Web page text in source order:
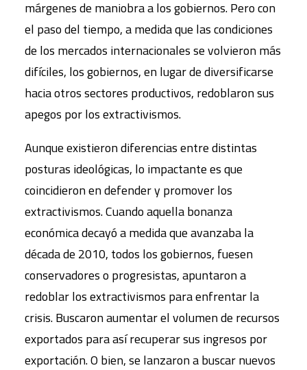
márgenes de maniobra a los gobiernos. Pero con
el paso del tiempo, a medida que las condiciones
de los mercados internacionales se volvieron más
difíciles, los gobiernos, en lugar de diversificarse
hacia otros sectores productivos, redoblaron sus
apegos por los extractivismos.
Aunque existieron diferencias entre distintas
posturas ideológicas, lo impactante es que
coincidieron en defender y promover los
extractivismos. Cuando aquella bonanza
económica decayó a medida que avanzaba la
década de 2010, todos los gobiernos, fuesen
conservadores o progresistas, apuntaron a
redoblar los extractivismos para enfrentar la
crisis. Buscaron aumentar el volumen de recursos
exportados para así recuperar sus ingresos por
exportación. O bien, se lanzaron a buscar nuevos